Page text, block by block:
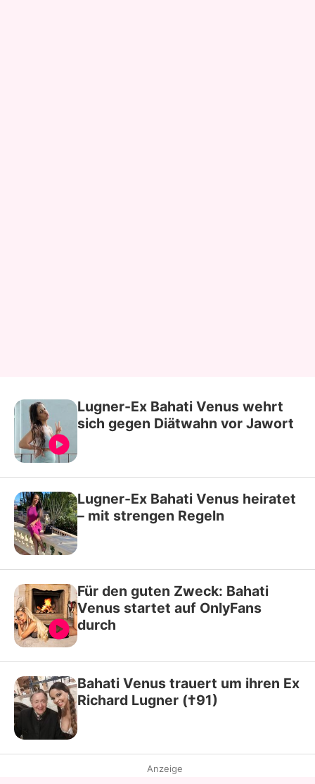
Lugner-Ex Bahati Venus wehrt
sich gegen Diätwahn vor Jawort
Lugner-Ex Bahati Venus heiratet
– mit strengen Regeln
Für den guten Zweck: Bahati
Venus startet auf OnlyFans
durch
Bahati Venus trauert um ihren Ex
Richard Lugner (†91)
Anzeige